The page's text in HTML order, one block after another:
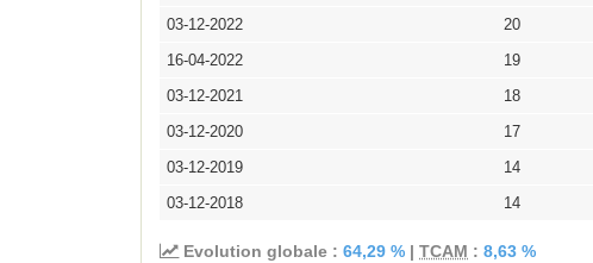
03-12-2022 20
16-04-2022 19
03-12-2021 18
03-12-2020 17
03-12-2019 14
03-12-2018 14
Evolution globale : 64,29 % | TCAM : 8,63 %